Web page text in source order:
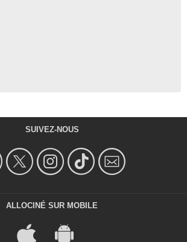
SUIVEZ-NOUS
ALLOCINÉ SUR MOBILE